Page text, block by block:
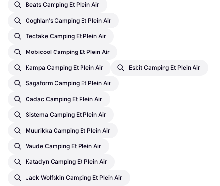
Beats Camping Et Plein Air
Coghlan's Camping Et Plein Air
Tectake Camping Et Plein Air
Mobicool Camping Et Plein Air
Kampa Camping Et Plein Air Esbit Camping Et Plein Air
Sagaform Camping Et Plein Air
Cadac Camping Et Plein Air
Sistema Camping Et Plein Air
Muurikka Camping Et Plein Air
Vaude Camping Et Plein Air
Katadyn Camping Et Plein Air
Jack Wolfskin Camping Et Plein Air